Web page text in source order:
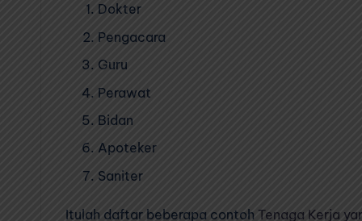
Dokter
Pengacara
Guru
Perawat
Bidan
Apoteker
Saniter
Itulah daftar beberapa contoh Tenaga Kerja